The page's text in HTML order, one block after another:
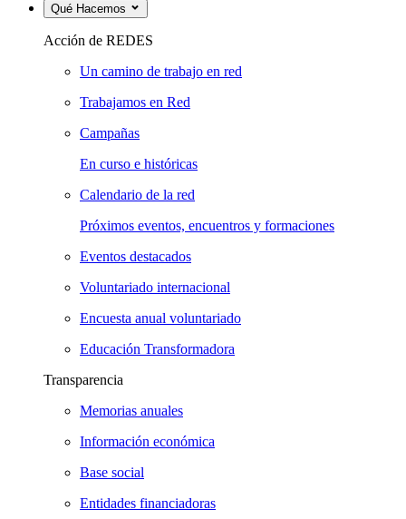
Qué Hacemos
Acción de REDES
Un camino de trabajo en red
Trabajamos en Red
Campañas
En curso e históricas
Calendario de la red
Próximos eventos, encuentros y formaciones
Eventos destacados
Voluntariado internacional
Encuesta anual voluntariado
Educación Transformadora
Transparencia
Memorias anuales
Información económica
Base social
Entidades financiadoras